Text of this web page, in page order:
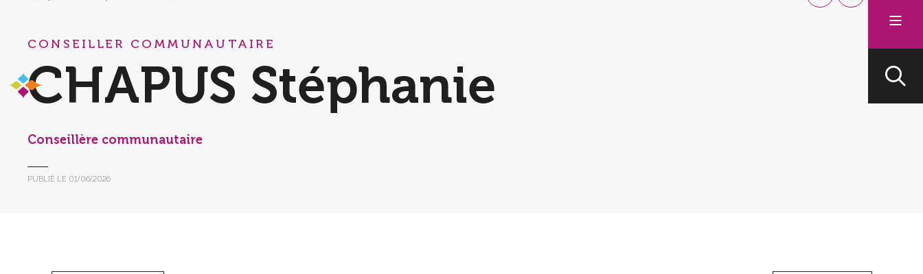
CONSEILLER COMMUNAUTAIRE
CHAPUS Stéphanie
Conseillère communautaire
PUBLIÉ LE 01/06/2026